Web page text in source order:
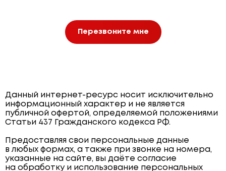
Перезвоните мне
Данный интернет-ресурс носит исключительно
информационный характер и не является
публичной офертой, определяемой положениями
Статьи 437 Гражданского кодекса РФ.
Предоставляя свои персональные данные
в любых формах, а также при звонке на номера,
указанные на сайте, вы даёте согласие
на обработку и использование персональных